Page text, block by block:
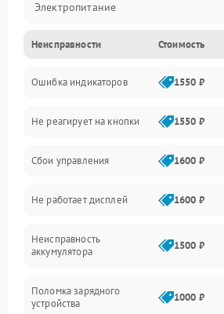
Электропитание
Механика
Аккумулятор
Работа системы
Всасывание
Засор
Привод
Неисправности Стоимость
Ошибка индикаторов 1550 ₽
Не реагирует на кнопки 1550 ₽
Сбои управления 1600 ₽
Не работает дисплей 1600 ₽
Неисправность
аккумулятора
1500 ₽
Поломка зарядного
устройства
1000 ₽